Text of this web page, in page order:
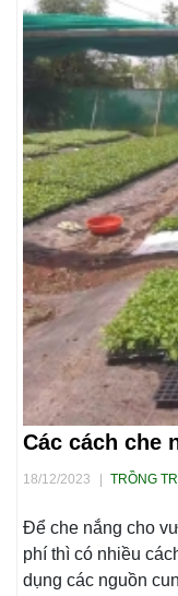
Các cách che
18/12/2023 TRỒNG
Để che nắng cho
phí thì có nhiều
dụng các nguồn